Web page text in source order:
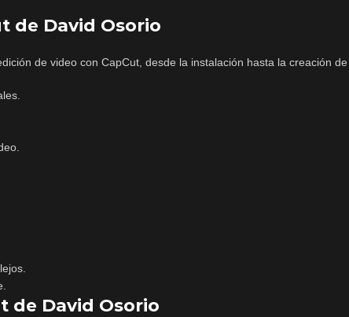
de David Osorio
de video con CapCut, desde la instalación hasta la creación
de David Osorio